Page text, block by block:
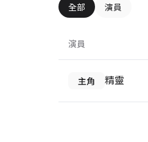
全部 演員
演員
主角 精靈